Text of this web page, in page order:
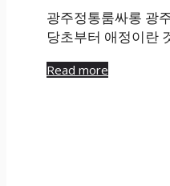
광주정통룸싸롱 광
당초부터 애정이란
Read more